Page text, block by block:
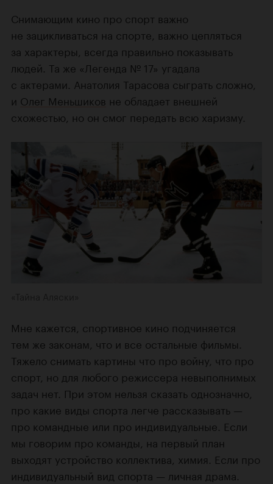
Снимающим кино про спорт важно
не зацикливаться на спорте, важно цепляться
за характеры, всегда правильно показывать
людей. Та же «Легенда № 17» угадала
с актерами. Анатолия Тарасова сыграть сложно,
и Олег Меньшиков не обладает внешней
схожестью, но он смог передать всю харизму.
Мне кажется, спортивное кино подчиняется
тем же законам, что и все остальные фильмы.
Тяжело снимать картины что про войну, что про
спорт, но для любого режиссера невыполнимых
задач нет. При этом нельзя сказать однозначно,
про какие виды спорта легче рассказывать —
про командные или про индивидуальные. Если
мы говорим про команды, на первый план
выходят устройство коллектива, химия. Если про
индивидуальный вид спорта — личная драма.